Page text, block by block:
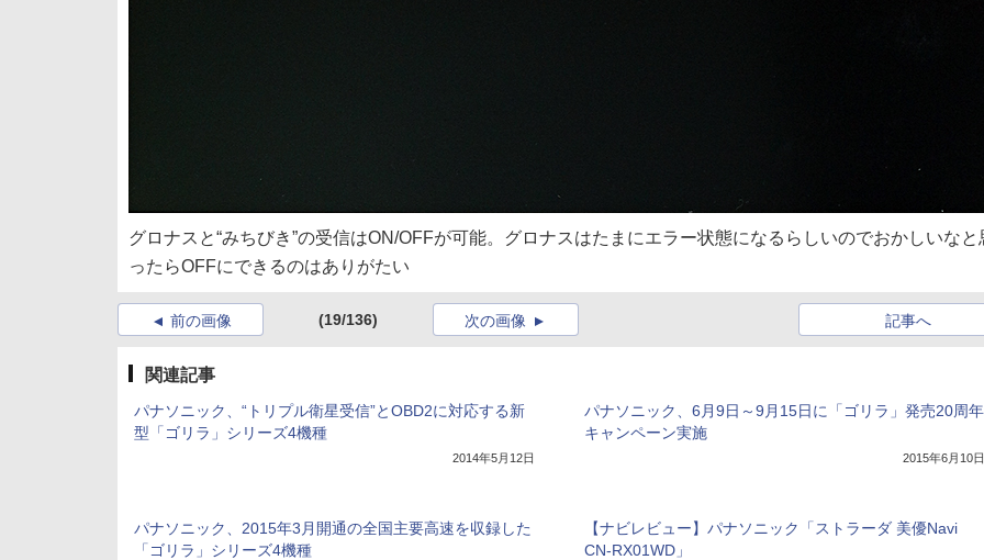
グロナスと“みちびき”の受信はON/OFFが可能。グロナスはたまにエラー状態になるらしいのでおかしいなと
ったらOFFにできるのはありがたい
前の画像 (19/136) 記事へ
次の画像
関連記事
パナソニック、“トリプル衛星受信”とOBD2に対応する新
型「ゴリラ」シリーズ4機種
2014年5月12日
パナソニック、6月9日～9月15日に「ゴリラ」発売20周年
キャンペーン実施
2015年6月10日
パナソニック、2015年3月開通の全国主要高速を収録した
「ゴリラ」シリーズ4機種
【ナビレビュー】パナソニック「ストラーダ 美優Navi
CN-RX01WD」